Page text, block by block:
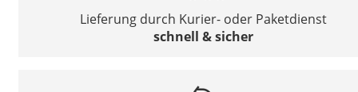
Lieferung durch Kurier- oder Paketdienst
schnell & sicher